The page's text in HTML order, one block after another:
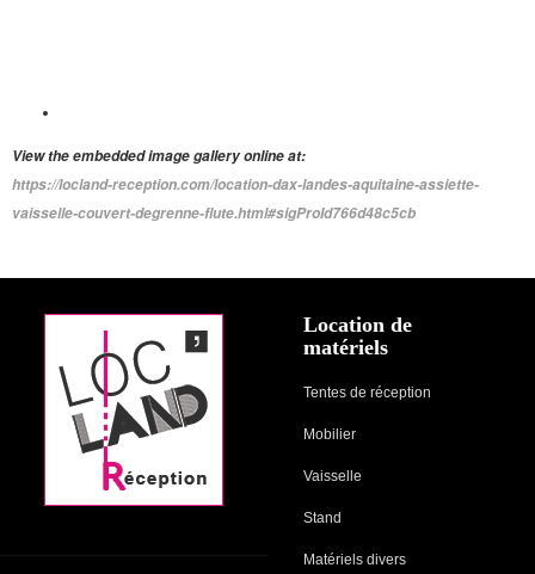
View the embedded image gallery online at:
https://locland-reception.com/location-dax-landes-aquitaine-assiette-
vaisselle-couvert-degrenne-flute.html#sigProId766d48c5cb
Location de
matériels
Tentes de réception
Mobilier
Vaisselle
Stand
Matériels divers